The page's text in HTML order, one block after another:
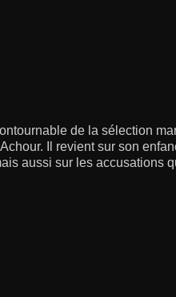
de la sélection
Il revient sur son
aussi sur les accusations